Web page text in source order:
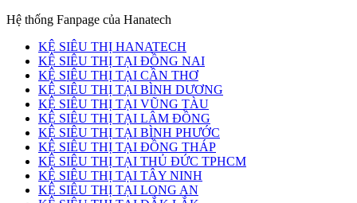
Hệ thống Fanpage của Hanatech
KỆ SIÊU THỊ HANATECH
KỆ SIÊU THỊ TẠI ĐỒNG NAI
KỆ SIÊU THỊ TẠI CẦN THƠ
KỆ SIÊU THỊ TẠI BÌNH DƯƠNG
KỆ SIÊU THỊ TẠI VŨNG TÀU
KỆ SIÊU THỊ TẠI LÂM ĐỒNG
KỆ SIÊU THỊ TẠI BÌNH PHƯỚC
KỆ SIÊU THỊ TẠI ĐỒNG THÁP
KỆ SIÊU THỊ TẠI THỦ ĐỨC TPHCM
KỆ SIÊU THỊ TẠI TÂY NINH
KỆ SIÊU THỊ TẠI LONG AN